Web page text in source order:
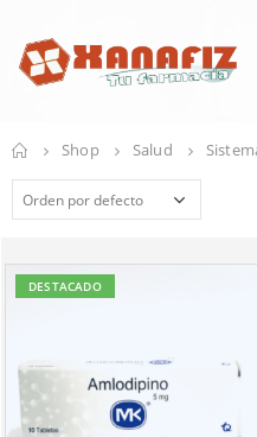
Shop Salud
DESTACADO